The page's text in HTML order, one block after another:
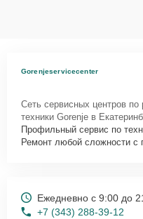
Gorenjeservicecenter
Сеть сервисных центров по
техники Gorenje в
Профильный сервис по
Ремонт любой сложности с
Ежедневно с 9:00 до
+7 (343) 288-39-12